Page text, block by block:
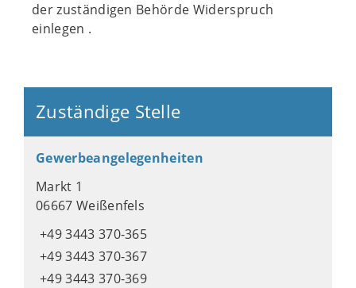
der zuständigen Behörde Widerspruch
einlegen .
Zuständige Stelle
Gewerbeangelegenheiten
Markt 1
06667 Weißenfels
+49 3443 370-365
+49 3443 370-367
+49 3443 370-369